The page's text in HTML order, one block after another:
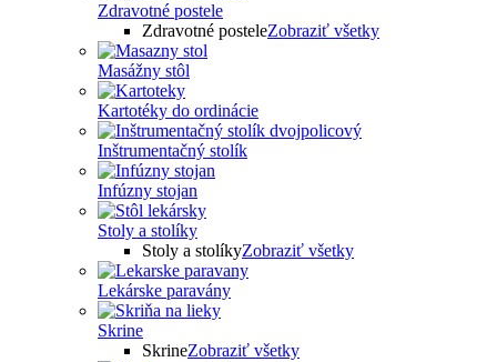
Zdravotné postele
Zdravotné posteleZobraziť všetky
Masážny stôl
Kartotéky do ordinácie
Inštrumentačný stolík
Infúzny stojan
Stoly a stolíky
Stoly a stolíkyZobraziť všetky
Lekárske paravány
Skrine
SkrineZobraziť všetky